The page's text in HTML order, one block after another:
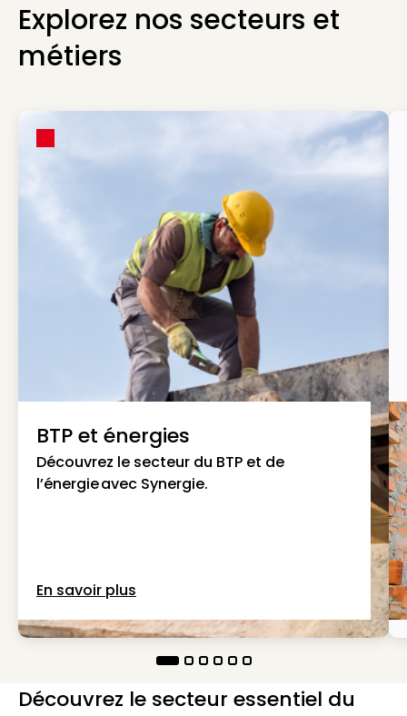
Explorez nos secteurs et
métiers
BTP et énergies
Découvrez le secteur du BTP et de
l’énergie avec Synergie.
En savoir plus
Découvrez le secteur essentiel du